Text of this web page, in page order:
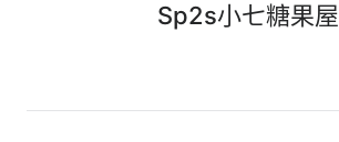
Sp2s小七糖果屋